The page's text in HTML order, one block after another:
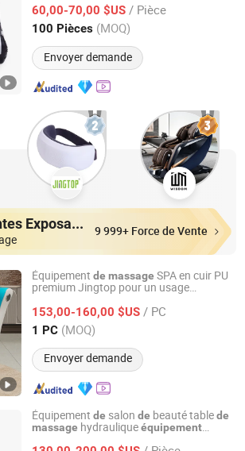
60,00-70,00 $US / Pièce
100 Pièces (MOQ)
Envoyer demande
Depuis 2014
Meilleures ventes Exposants 9 999+ Force de Vente
Équipement de massage SPA en cuir PU
premium Jingtop pour un usage
153,00-160,00 $US / PC
1 PC (MOQ)
Envoyer demande
Technology Co., Ltd.
Depuis 2023
Équipement de salon de beauté tablede
massage hydrauliqueéquipement
Co., Ltd.